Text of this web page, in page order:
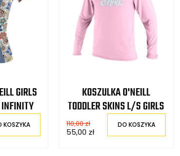
GIRLS
KOSZYKA
KOSZULKA O'NEILL
TODDLER SKINS L/S GIRLS
PINK
110,00 zł
55,00 zł
DO KOSZYKA